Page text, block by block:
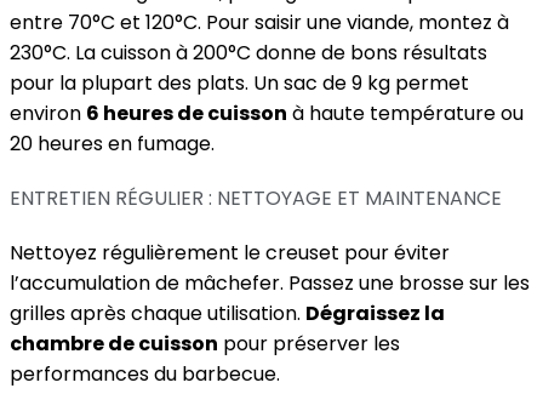
entre 70°C et 120°C. Pour saisir une viande, montez à
230°C. La cuisson à 200°C donne de bons résultats
pour la plupart des plats. Un sac de 9 kg permet
environ 6 heures de cuisson à haute température ou
20 heures en fumage.
ENTRETIEN RÉGULIER : NETTOYAGE ET MAINTENANCE
Nettoyez régulièrement le creuset pour éviter
l’accumulation de mâchefer. Passez une brosse sur les
grilles après chaque utilisation. Dégraissez la
chambre de cuisson pour préserver les
performances du barbecue.